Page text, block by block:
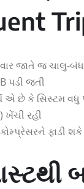
જાતે જ ચાલુ-
પડી જતી
એ છે કે સિસ્ટમ વધુ
ખેંચી રહી
ફાડી